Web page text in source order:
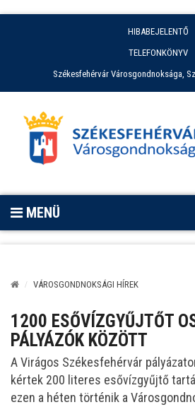
HIBABEJELENTŐ
TELEFONKÖNYV
Székesfehérvár Városgondnoksága,
MENÜ
VÁROSGONDNOKSÁGI HÍREK
1200 ESŐVÍZGYŰJTŐT
PÁLYÁZÓK KÖZÖTT
A Virágos Székesfehérvár
kértek 200 literes esővízgyűjtő
ezen a héten történik a